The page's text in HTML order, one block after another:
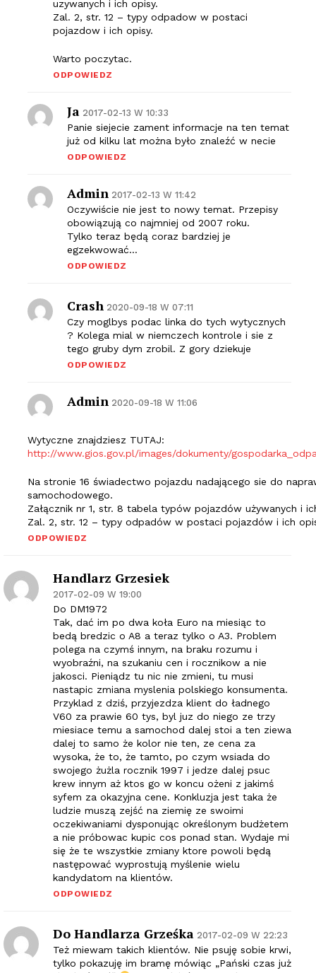
uzywanych i ich opisy.
Zal. 2, str. 12 – typy odpadow w postaci
pojazdow i ich opisy.
Warto poczytac.
ODPOWIEDZ
Ja 2017-02-13 W 10:33
Panie siejecie zament informacje na ten temat
już od kilku lat można było znaleźć w necie
ODPOWIEDZ
Admin 2017-02-13 W 11:42
Oczywiście nie jest to nowy temat. Przepisy
obowiązują co najmniej od 2007 roku.
Tylko teraz będą coraz bardziej je
egzekwować…
ODPOWIEDZ
Crash 2020-09-18 W 07:11
Czy moglbys podac linka do tych wytycznych
? Kolega mial w niemczech kontrole i sie z
tego gruby dym zrobil. Z gory dziekuje
ODPOWIEDZ
Admin 2020-09-18 W 11:06
Wytyczne znajdziesz TUTAJ:
http://www.gios.gov.pl/images/dokumenty/
Na stronie 16 świadectwo pojazdu nadającego sie do
samochodowego.
Załącznik nr 1, str. 8 tabela typów pojazdów używanych i
Zal. 2, str. 12 – typy odpadów w postaci pojazdów i ich
ODPOWIEDZ
Handlarz Grzesiek
2017-02-09 W 19:00
Do DM1972
Tak, dać im po dwa koła Euro na miesiąc to
bedą bredzic o A8 a teraz tylko o A3. Problem
polega na czymś innym, na braku rozumu i
wyobraźni, na szukaniu cen i rocznikow a nie
jakosci. Pieniądz tu nic nie zmieni, tu musi
nastapic zmiana myslenia polskiego konsumenta.
Przyklad z dziś, przyjezdza klient do ładnego
V60 za prawie 60 tys, byl juz do niego ze trzy
miesiace temu a samochod dalej stoi a ten ziewa
dalej to samo że kolor nie ten, ze cena za
wysoka, że to, że tamto, po czym wsiada do
swojego żużla rocznik 1997 i jedze dalej psuc
krew innym aż ktos go w koncu ożeni z jakimś
syfem za okazyjna cene. Konkluzja jest taka że
ludzie muszą zejść na ziemię ze swoimi
oczekiwaniami dysponując określonym budżetem
a nie próbowac kupic cos ponad stan. Wydaje mi
się że te wszystkie zmiany ktore powoli będą
następować wyprostują myślenie wielu
kandydatom na klientów.
ODPOWIEDZ
Do Handlarza Grześka 2017-02-09 W 22:23
Też miewam takich klientów. Nie psuję sobie krwi,
tylko pokazuję im bramę mówiąc „Pański czas już